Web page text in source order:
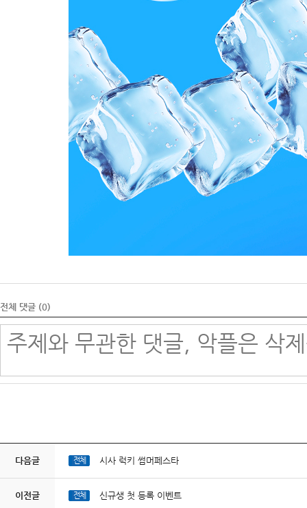
전체 댓글 (0)
다음글 전체 시사 럭키 썸머페스타
이전글 전체 신규생 첫 등록 이벤트